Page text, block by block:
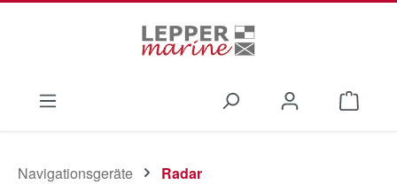
Navigationsgeräte Radar